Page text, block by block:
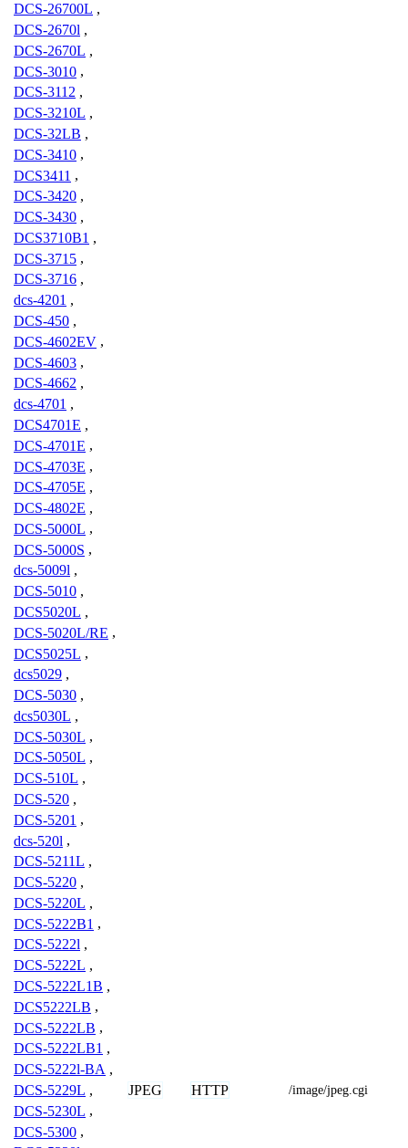
DCS-26700L ,
DCS-2670l ,
DCS-2670L ,
DCS-3010 ,
DCS-3112 ,
DCS-3210L ,
DCS-32LB ,
DCS-3410 ,
DCS3411 ,
DCS-3420 ,
DCS-3430 ,
DCS3710B1 ,
DCS-3715 ,
DCS-3716 ,
dcs-4201 ,
DCS-450 ,
DCS-4602EV ,
DCS-4603 ,
DCS-4662 ,
dcs-4701 ,
DCS4701E ,
DCS-4701E ,
DCS-4703E ,
DCS-4705E ,
DCS-4802E ,
DCS-5000L ,
DCS-5000S ,
dcs-5009l ,
DCS-5010 ,
DCS5020L ,
DCS-5020L/RE ,
DCS5025L ,
dcs5029 ,
DCS-5030 ,
dcs5030L ,
DCS-5030L ,
DCS-5050L ,
DCS-510L ,
DCS-520 ,
DCS-5201 ,
dcs-520l ,
DCS-5211L ,
DCS-5220 ,
DCS-5220L ,
DCS-5222B1 ,
DCS-5222l ,
DCS-5222L ,
DCS-5222L1B ,
DCS5222LB ,
DCS-5222LB ,
DCS-5222LB1 ,
DCS-5222l-BA ,
DCS-5229L ,
DCS-5230L ,
DCS-5300 ,
JPEG HTTP /image/jpeg.cgi